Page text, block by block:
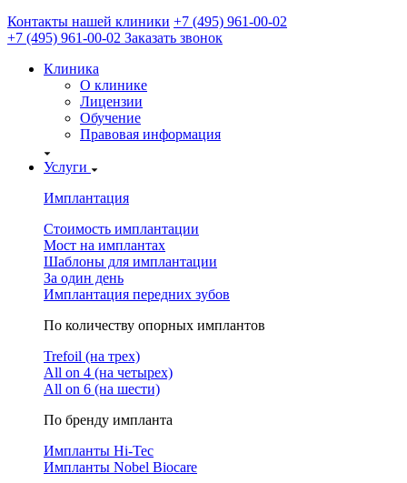
Контакты нашей клиники +7 (495) 961-00-02
+7 (495) 961-00-02 Заказать звонок
Клиника
О клинике
Лицензии
Обучение
Правовая информация
Услуги
Имплантация
Стоимость имплантации
Мост на имплантах
Шаблоны для имплантации
За один день
Имплантация передних зубов
По количеству опорных имплантов
Trefoil (на трех)
All on 4 (на четырех)
All on 6 (на шести)
По бренду импланта
Импланты Hi-Tec
Импланты Nobel Biocare